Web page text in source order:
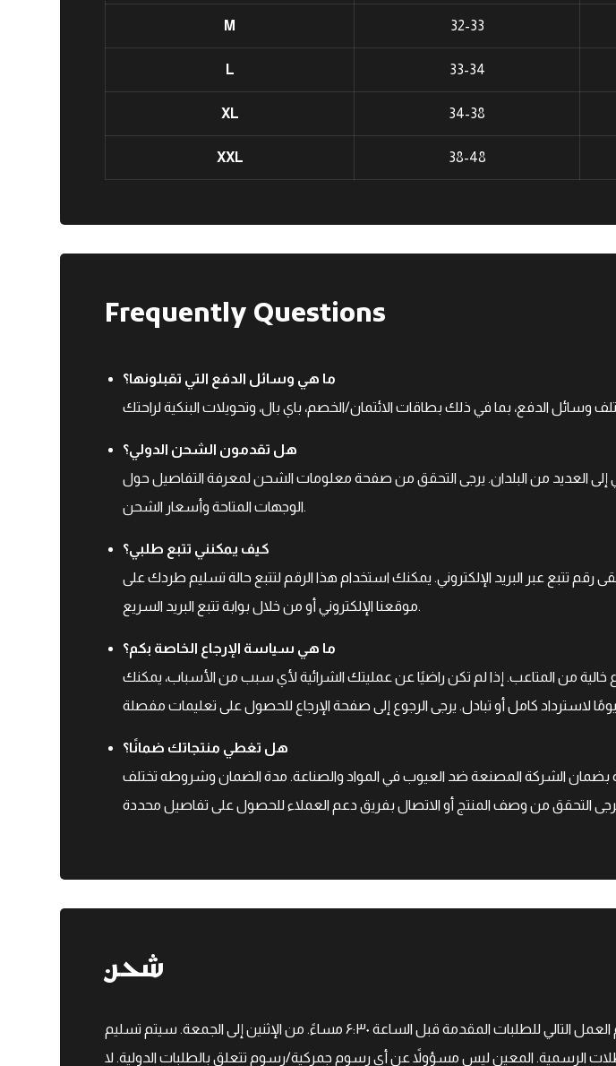
M 32-33
L 33-34
XL 34-38
XXL 38-48
Frequently Questions
ما هي وسائل الدفع التي تقبلونها؟
هل تقدمون الشحن الدولي؟
إلى العديد من البلدان. يرجى التحقق من صفحة معلومات الشحن لمعرفة التفاصيل حول
الوجهات المتاحة وأسعار الشحن.
كيف يمكنني تتبع طلبي؟
تتبع عبر البريد الإلكتروني. يمكنك استخدام هذا الرقم لتتبع حالة تسليم طردك على
موقعنا الإلكتروني أو من خلال بوابة تتبع البريد السريع.
ما هي سياسة الإرجاع الخاصة بكم؟
من المتاعب. إذا لم تكن راضيًا عن عمليتك الشرائية لأي سبب من الأسباب، يمكنك
هل تغطي منتجاتك ضمانًا؟
بضمان الشركة المصنعة ضد العيوب في المواد والصناعة. مدة الضمان وشروطه تختلف
شحن
جميع أوقات الشحن المقدرة بالإضافة إلى أوقات التنفيذ، نحن نقدم التسليم في يوم العمل التالي للطلبات المقدمة قبل الساعة ۶:۳۰ مساءً. من الإثنين إلى الجمعة. سيتم تسليم
الرسمية. المعين ليس مسؤولاً عن أي رسوم جمركية/رسوم تتعلق بالطلبات الدولية. لا